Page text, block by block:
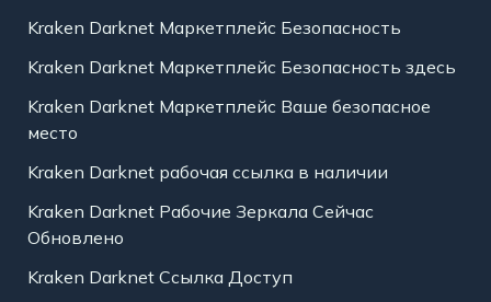
Kraken Darknet Маркетплейс Безопасность
Kraken Darknet Маркетплейс Безопасность здесь
Kraken Darknet Маркетплейс Ваше безопасное
место
Kraken Darknet рабочая ссылка в наличии
Kraken Darknet Рабочие Зеркала Сейчас
Обновлено
Kraken Darknet Ссылка Доступ